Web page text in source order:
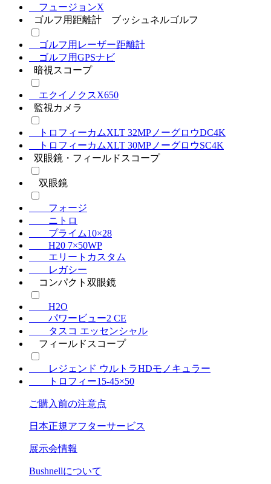
フュージョンX
ゴルフ用距離計 ブッシュネルゴルフ
ゴルフ用レーザー距離計
ゴルフ用GPSナビ
暗視スコープ
エクイノクスX650
監視カメラ
トロフィーカムXLT 32MPノーグロウDC4K
トロフィーカムXLT 30MPノーグロウSC4K
双眼鏡・フィールドスコープ
双眼鏡
フォージ
ニトロ
プライム10×28
H20 7×50WP
エリートカスタム
レガシー
コンパクト双眼鏡
H2O
パワービュー2 CE
タスコ エッセンシャル
フィールドスコープ
レジェンド ウルトラHDモノキュラー
トロフィー15-45×50
ご購入前の注意点
日本正規アフターサービス
展示会情報
Bushnellについて